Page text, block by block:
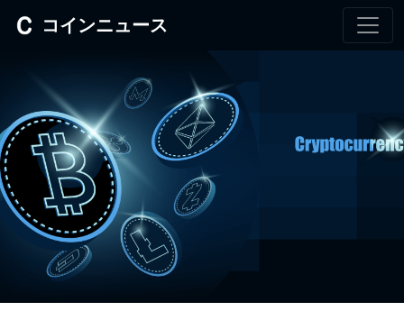
コインニュース